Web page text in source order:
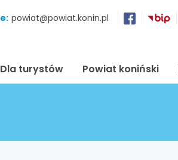
e: powiat@powiat.konin.pl
Dla turystów Powiat koniński